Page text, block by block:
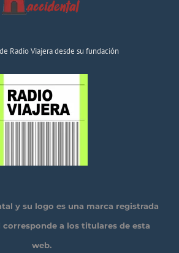
Radio Viajera desde su fundación
y su logo es una marca registrada
a los titulares de esta
web.